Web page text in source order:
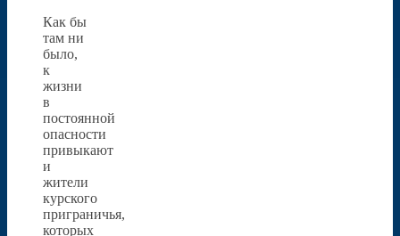
Как бы
там ни
было,
к
жизни
в
постоянной
опасности
привыкают
и
жители
курского
приграничья,
которых